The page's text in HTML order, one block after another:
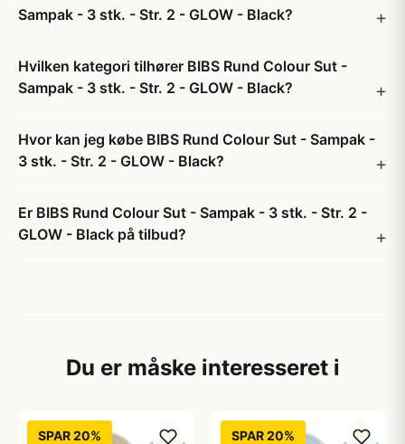
Sampak - 3 stk. - Str. 2 - GLOW - Black?
Hvilken kategori tilhører BIBS Rund Colour Sut -
Sampak - 3 stk. - Str. 2 - GLOW - Black?
Hvor kan jeg købe BIBS Rund Colour Sut - Sampak -
3 stk. - Str. 2 - GLOW - Black?
Er BIBS Rund Colour Sut - Sampak - 3 stk. - Str. 2 -
GLOW - Black på tilbud?
Du er måske interesseret i
SPAR 20% SPAR 20%